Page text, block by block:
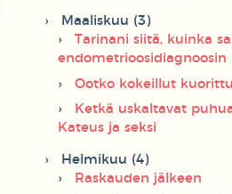
Maaliskuu (3)
Tarinani siitä, kuinka
endometrioosidiagnoosin
Ootko kokeillut
Ketkä uskaltavat
Kateus ja seksi
Helmikuu (4)
Raskauden jälkeen